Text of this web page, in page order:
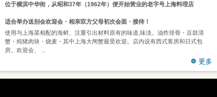
位于横滨中华街，从昭和37年（1962年）便开始营业的老字号上海料理店
适合举办送别会欢迎会・相亲双方父母初次会面・接待！
使用与上海菜相配的海鲜、注重引出材料原有的味道,味淡。油炸排骨・豆鼓清
蟹・炖猪肉块・烧麦・其中上海大闸蟹最受欢迎。店内设有西式客房和日式包
房。欢迎会、
更多